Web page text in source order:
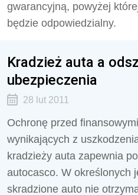
gwarancyjną, powyżej
będzie odpowiedzialny.
Kradzież auta a
ubezpieczenia
28 lut 2011
Ochronę przed
wynikających z
kradzieży auta zapewnia
autocasco. W określonych
skradzione auto nie